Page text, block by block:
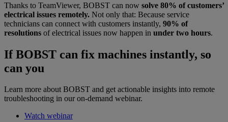
Thanks to TeamViewer, BOBST can now solve 80% of customers’
electrical issues remotely. Not only that: Because service
technicians can connect with customers instantly, 90% of
resolutions of electrical issues now happen in under two hours.
If BOBST can fix machines instantly, so
can you
Learn more about BOBST and get actionable insights into remote
troubleshooting in our on-demand webinar.
Watch webinar